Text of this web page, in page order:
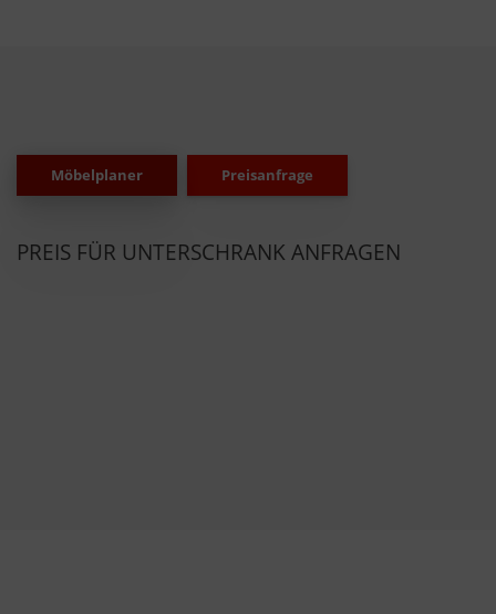
Möbelplaner Preisanfrage
PREIS FÜR UNTERSCHRANK ANFRAGEN